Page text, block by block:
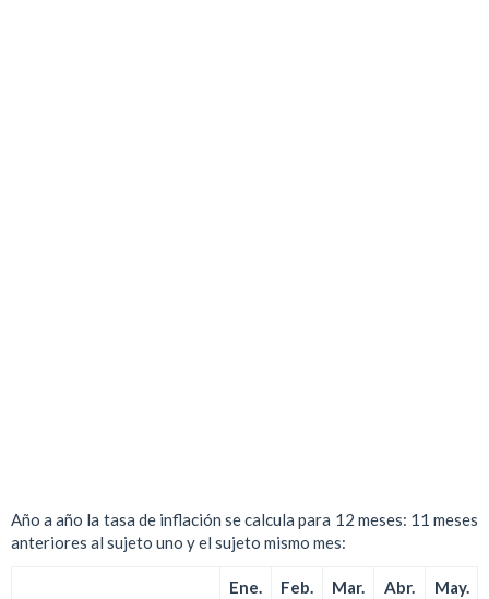
Año a año la tasa de inflación se calcula para 12 meses: 11 meses
anteriores al sujeto uno y el sujeto mismo mes:
Ene. Feb. Mar. Abr. May.